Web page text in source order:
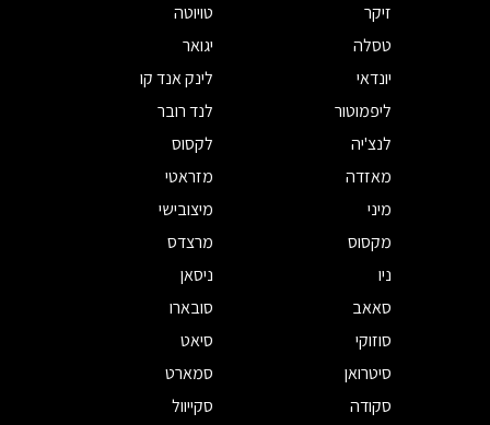
זיקר
טויוטה
טסלה
יגואר
יונדאי
לינק אנד קו
ליפמוטור
לנד רובר
לנצ'יה
לקסוס
מאזדה
מזראטי
מיני
מיצובישי
מקסוס
מרצדס
ניו
ניסאן
סאאב
סובארו
סוזוקי
סיאט
סיטרואן
סמארט
סקודה
סקייוול